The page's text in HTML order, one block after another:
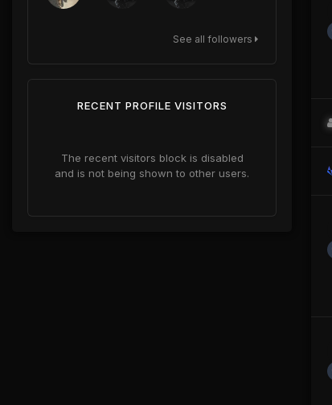
See all followers
RECENT PROFILE VISITORS
The recent visitors block is disabled
and is not being shown to other users.